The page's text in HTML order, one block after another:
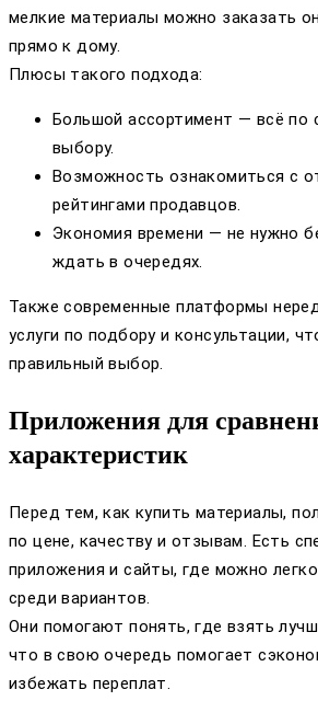
мелкие материалы можно заказать
прямо к дому.
Плюсы такого подхода:
Большой ассортимент — всё по
выбору.
Возможность ознакомиться с
рейтингами продавцов.
Экономия времени — не нужно
ждать в очередях.
Также современные платформы
услуги по подбору и консультации,
правильный выбор.
Приложения для
характеристик
Перед тем, как купить материалы,
по цене, качеству и отзывам. Есть
приложения и сайты, где можно
среди вариантов.
Они помогают понять, где взять
что в свою очередь помогает
избежать переплат.